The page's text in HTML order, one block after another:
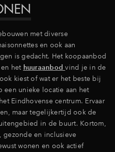
met diverse
en ook aan
is gedacht. Het koopaanbod
het huuraanbodvind je in de
kiest of wat er het beste bij
een unieke locatie aan het
Eindhovense centrum. Ervaar
maar tegelijkertijd ook de
in de buurt. Kortom,
gezonde en inclusieve
wonen en ook actief